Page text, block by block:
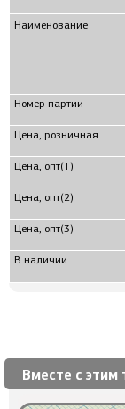
Наименование
Номер партии
Цена, розничная
Цена, опт(1)
Цена, опт(2)
Цена, опт(3)
В наличии
Вместе с этим